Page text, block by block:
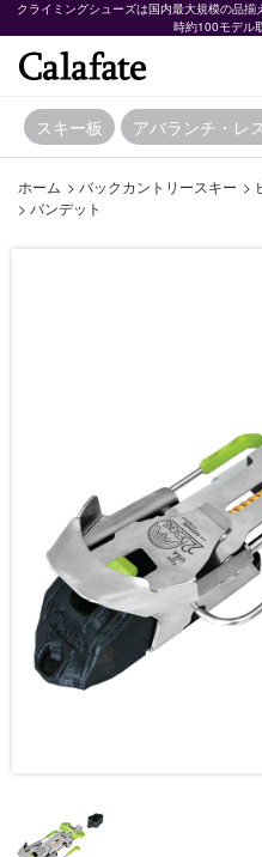
クライミングシューズは国内最大規模の品
時約100モデル
スキー板 アバランチ・レ
ホーム > バックカントリースキー >
> バンデット